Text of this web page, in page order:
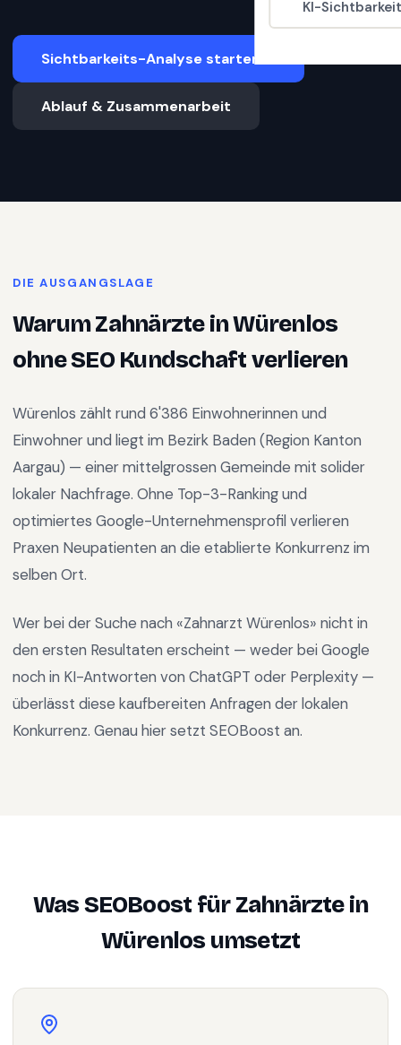
KI-
Sichtbarkeits-Analyse starten
Ablauf & Zusammenarbeit
DIE AUSGANGSLAGE
WarumZahnärzteinWürenlos
ohne SEO Kundschaft verlieren
Würenlos zählt rund 6'386 Einwohnerinnen und
Einwohner und liegt im Bezirk Baden (Region Kanton
Aargau) — einer mittelgrossen Gemeinde mit solider
lokaler Nachfrage. Ohne Top-3-Ranking und
optimiertes Google-Unternehmensprofil verlieren
Praxen Neupatienten an die etablierte Konkurrenz im
selben Ort.
Wer bei der Suche nach «Zahnarzt Würenlos» nicht in
den ersten Resultaten erscheint — weder bei Google
noch in KI-Antworten von ChatGPT oder Perplexity —
überlässt diese kaufbereiten Anfragen der lokalen
Konkurrenz. Genau hier setzt SEOBoost an.
Was SEOBoost fürZahnärztein
Würenlosumsetzt